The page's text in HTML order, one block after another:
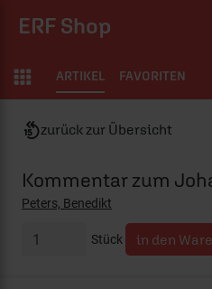
ERF Shop
ARTIKEL FAVORITEN
zurück zur Übersicht
Stück
Kommentar zum
Peters, Benedikt